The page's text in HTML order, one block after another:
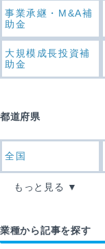
事業承継・M&A補
助金
大規模成長投資補
助金
都道府県
全国
もっと見る
業種から記事を探す